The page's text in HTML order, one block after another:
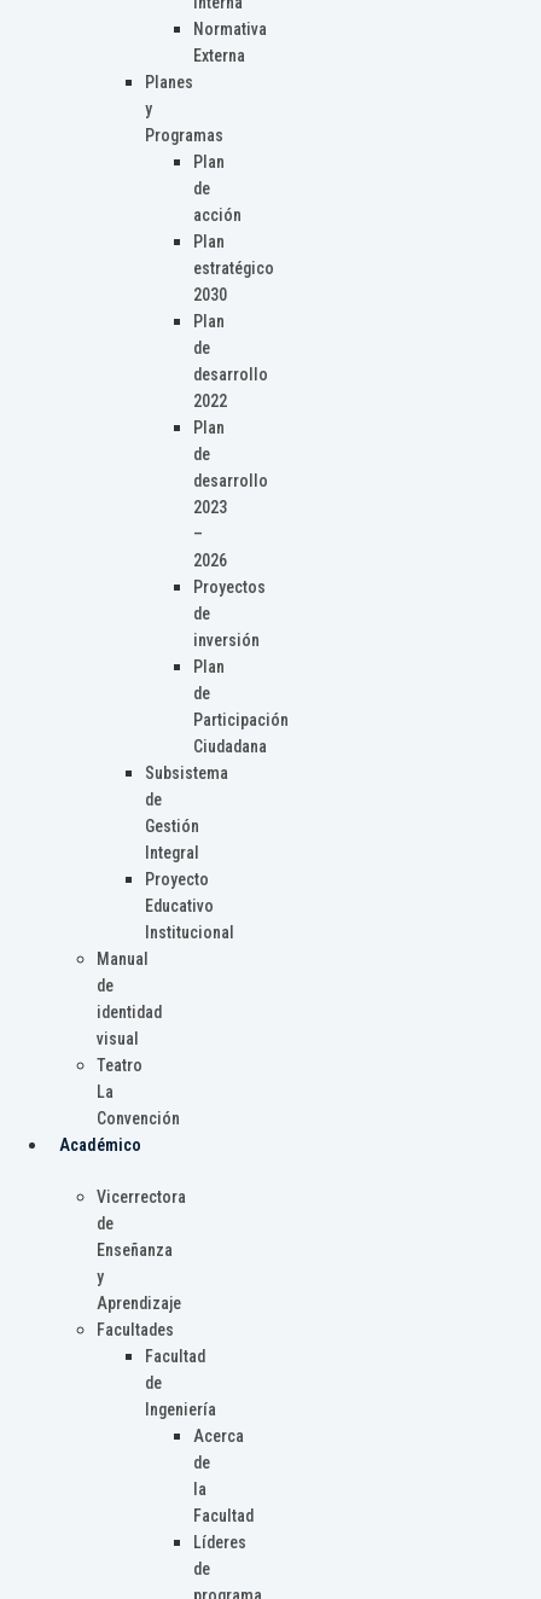
Normativa
Externa
Planes
y
Programas
Plan
de
acción
Plan
estratégico
2030
Plan
de
desarrollo
2022
Plan
de
desarrollo
2023
–
2026
Proyectos
de
inversión
Plan
de
Participación
Ciudadana
Subsistema
de
Gestión
Integral
Proyecto
Educativo
Institucional
Manual
de
identidad
visual
Teatro
La
Convención
Académico
Vicerrectora
de
Enseñanza
y
Aprendizaje
Facultades
Facultad
de
Ingeniería
Acerca
de
la
Facultad
Líderes
de